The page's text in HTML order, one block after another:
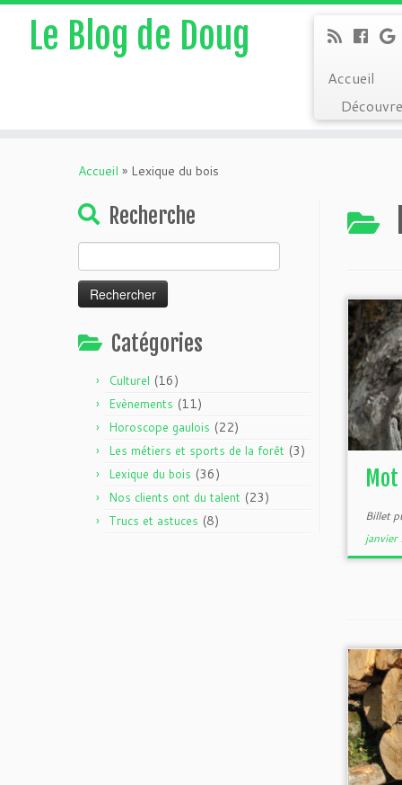
Le Blog de Doug
Accueil
Accueil » Lexique du bois
Recherche
Catégories
Culturel (16)
Evènements (11)
Horoscope gaulois (22)
Les métiers et sports de la forêt (3)
Lexique du bois (36)
Nos clients ont du talent (23)
Trucs et astuces (8) Billet